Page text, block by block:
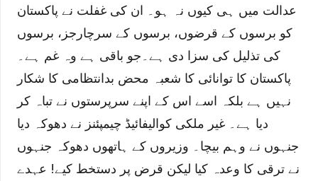
عدالت میں ہی کیوں نہ ہو۔ ان کی غفلت نے پاکستان
کو برسوں کے قرضوں، برسوں کے سرچارجز، برسوں
کی تذلیل کی سزا دی ہے۔جو باقی ہے وہ غم ہے۔
پاکستان کا توانائی کا شعبہ محض بدانتظامی کا شکار
نہیں ہے بلکہ اسے اس کے اپنے سرپرستوں نے تباہ کر
دیا ہے۔ غیر ملکی کوالیفائیڈ چیمپئنز نے دھوکہ دیا
جنہوں نے وہم بیچا۔ وزیروں کے ہاتھوں دھوکہ جنہوں
نے ترقی کا وعدہ کیا لیکن قرض پر دستخط کیے! عہدے